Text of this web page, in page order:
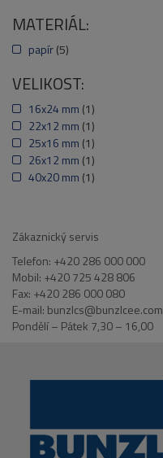
MATERIÁL:
papír (5)
VELIKOST:
16x24 mm (1)
22x12 mm (1)
25x16 mm (1)
26x12 mm (1)
40x20 mm (1)
Zákaznický servis
Telefon: +420 286 000 000
Mobil: +420 725 428 806
Fax: +420 286 000 080
E-mail: bunzlcs@bunzlcee.com
Pondělí – Pátek 7,30 – 16,00